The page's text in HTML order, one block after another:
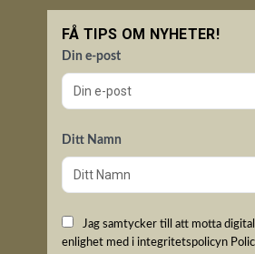
FÅ TIPS OM NYHETER!
Din e-post
Ditt Namn
Jag samtycker till att motta
enlighet med i integritetspolicyn